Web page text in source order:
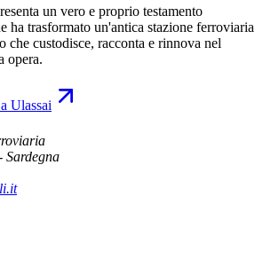
un vero e proprio testamento
ha trasformato un'antica stazione ferroviaria
che custodisce, racconta e rinnova nel
opera.
Ulassai
Sardegna